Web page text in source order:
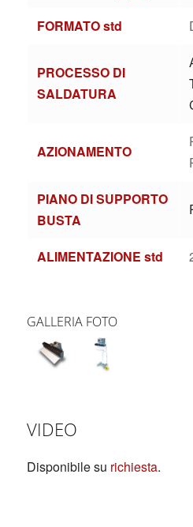
FORMATO std
PROCESSO DI
SALDATURA
AZIONAMENTO
PIANO DI SUPPORTO
BUSTA
ALIMENTAZIONE std
GALLERIA FOTO
VIDEO
Disponibile su richiesta.